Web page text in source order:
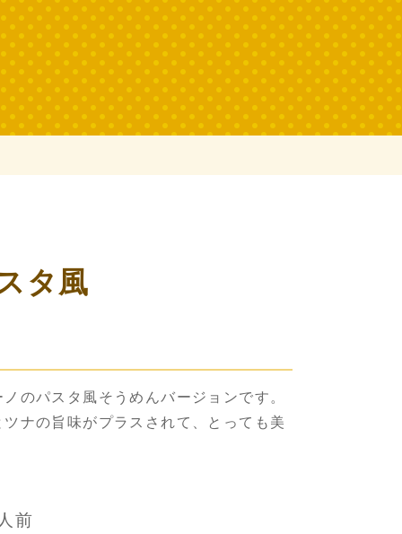
タ風
のパスタ風そうめんバージョンです。
ナの旨味がプラスされて、とっても美
前